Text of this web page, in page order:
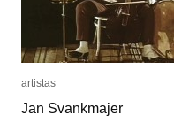
artistas
Jan Svankmajer
artistas
Jan Svankmajer